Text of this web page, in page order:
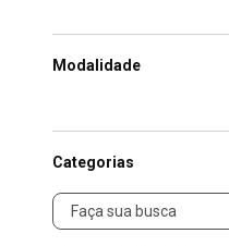
Modalidade
Categorias
Categorias